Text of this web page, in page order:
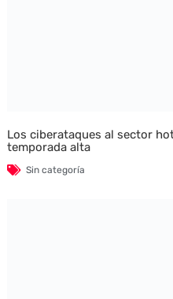
Los ciberataques al sector
temporada alta
Sin categoría